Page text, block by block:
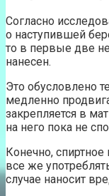
Согласно
о наступившей
то в первые две
нанесен.
Это обусловлено
медленно
закрепляется в
на него пока не
Конечно,
все же
случае наносит